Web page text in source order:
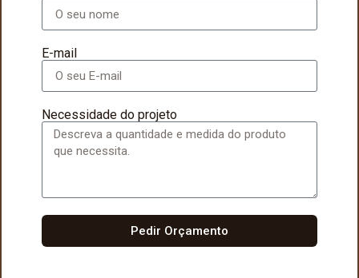
E-mail
Necessidade do projeto
Pedir Orçamento